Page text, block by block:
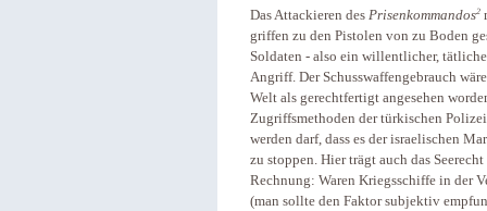
Das Attackieren des Prisenkommandos2
griffen zu den Pistolen von zu Boden
Soldaten - also ein willentlicher,
Angriff. Der Schusswaffengebrauch
Welt als gerechtfertigt angesehen
Zugriffsmethoden der türkischen
werden darf, dass es der israelischen
zu stoppen. Hier trägt auch das
Rechnung: Waren Kriegsschiffe in der
(man sollte den Faktor subjektiv